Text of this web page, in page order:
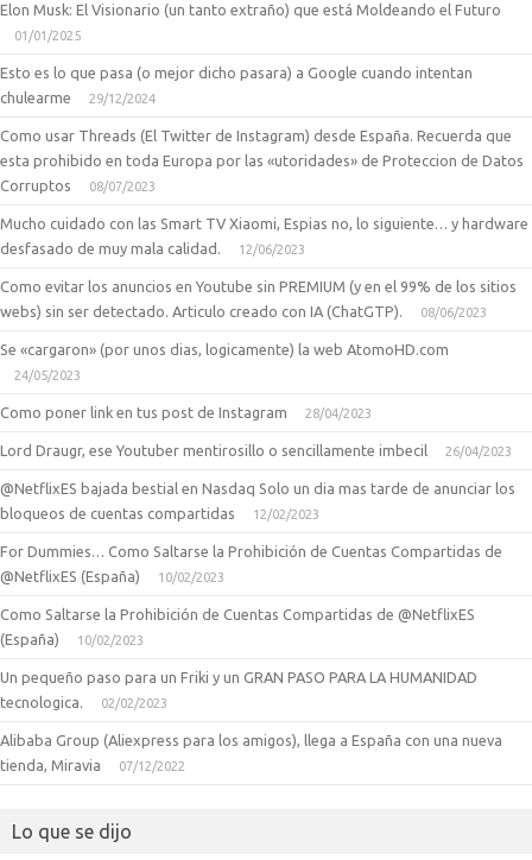
Elon Musk: El Visionario (un tanto extraño) que está Moldeando el Futuro
01/01/2025
Esto es lo que pasa (o mejor dicho pasara) a Google cuando intentan
chulearme
29/12/2024
Como usar Threads (El Twitter de Instagram) desde España. Recuerda que
esta prohibido en toda Europa por las «utoridades» de Proteccion de Datos
Corruptos
08/07/2023
Mucho cuidado con las Smart TV Xiaomi, Espias no, lo siguiente… y hardware
desfasado de muy mala calidad.
12/06/2023
Como evitar los anuncios en Youtube sin PREMIUM (y en el 99% de los sitios
webs) sin ser detectado. Articulo creado con IA (ChatGTP).
08/06/2023
Se «cargaron» (por unos dias, logicamente) la web AtomoHD.com
24/05/2023
Como poner link en tus post de Instagram 28/04/2023
Lord Draugr, ese Youtuber mentirosillo o sencillamente imbecil 26/04/2023
@NetflixES bajada bestial en Nasdaq Solo un dia mas tarde de anunciar los
bloqueos de cuentas compartidas
12/02/2023
For Dummies… Como Saltarse la Prohibición de Cuentas Compartidas de
@NetflixES (España)
10/02/2023
Como Saltarse la Prohibición de Cuentas Compartidas de @NetflixES
(España)
10/02/2023
Un pequeño paso para un Friki y un GRAN PASO PARA LA HUMANIDAD
tecnologica.
02/02/2023
Alibaba Group (Aliexpress para los amigos), llega a España con una nueva
tienda, Miravia
07/12/2022
Lo que se dijo